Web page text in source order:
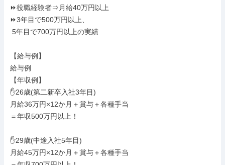
⏩役職経験者⇒月給40万円以上
⏩3年目で500万円以上、
【給与例】
給与例
【年収例】
✋26歳(第二新卒入社3年目)
月給36万円×12か月＋賞与＋各種手当
＝年収500万円以上！
✋29歳(中途入社5年目)
月給45万円×12か月＋賞与＋各種手当